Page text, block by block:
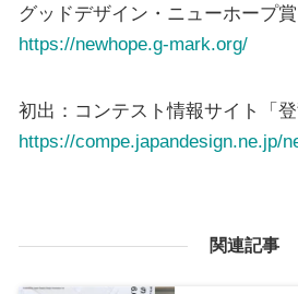
グッドデザイン・ニューホープ
https://newhope.g-mark.org/
初出：コンテスト情報サイト「登
https://compe.japandesign.ne.jp/
関連記事